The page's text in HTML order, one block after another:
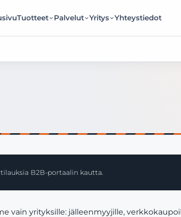
Tuotteet Palvelut Yritys Yhteystiedot
B2B-portaalin kautta.
vain yrityksille: jälleenmyyjille,